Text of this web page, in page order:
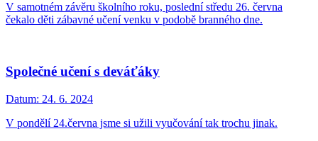
V samotném závěru školního roku, poslední středu 26. června
čekalo děti zábavné učení venku v podobě branného dne.
Společné učení s deváťáky
Datum: 24. 6. 2024
V pondělí 24.června jsme si užili vyučování tak trochu jinak.